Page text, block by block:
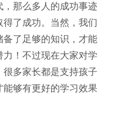
那么多人的成功事迹
了成功。当然，我们
了足够的知识，才能
！不过现在大家对学
多家长都是支持孩子
够有更好的学习效果